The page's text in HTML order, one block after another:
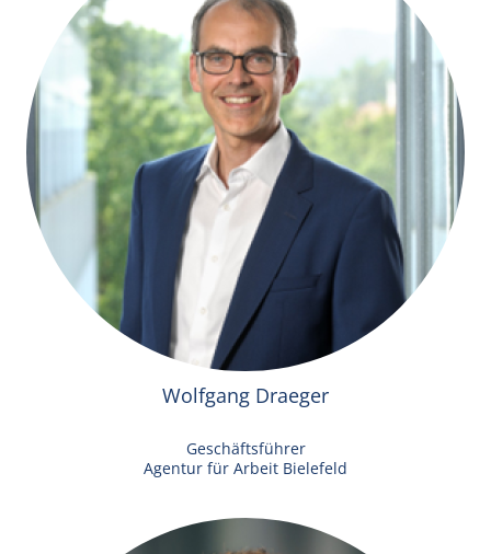
Wolfgang Draeger
Geschäftsführer
Agentur für Arbeit Bielefeld